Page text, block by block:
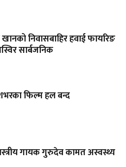
निवासबाहिर हवाई फायरिङ
सार्बजनिक
फिल्म हल बन्द
गायक गुरुदेव कामत अस्वस्थ्य